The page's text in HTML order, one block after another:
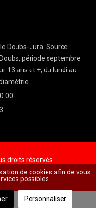
Doubs-Jura. Source
période septembre
13 ans et +, du lundi au
00
droits réservés
de cookies afin de vous
possibles.
Personnaliser